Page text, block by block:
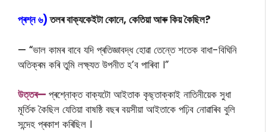
প্ৰশ্ন ৬)তলৰ বাক্যকেইটা কোনে, কেতিয়া আৰু কিয় কৈছিল?
— “ভাল কামৰ বাবে যদি প্ৰতিজ্ঞাবদ্ধ হোৱা তেন্তে শতেক বাধা-বিঘিনি
অতিক্ৰম কৰি তুমি লক্ষ্যত উপনীত হ’ব পাৰিবা ।”
উত্তৰ— প্ৰশ্নোক্ত বাক্যটো আইতাক কৃছ্তাক্কাই নাতিনীয়েক সুধা
মূৰ্তিক কৈছিল যেতিয়া বাষষ্ঠি বছৰ বয়সীয়া আইতাকে পঢ়িব নোৱাৰিব বুলি
সন্দেহ প্ৰকাশ কৰিছিল ।